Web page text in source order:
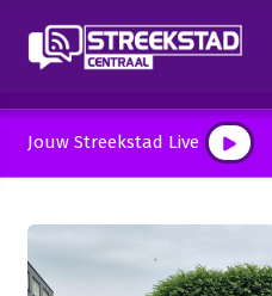
Jouw Streekstad Live